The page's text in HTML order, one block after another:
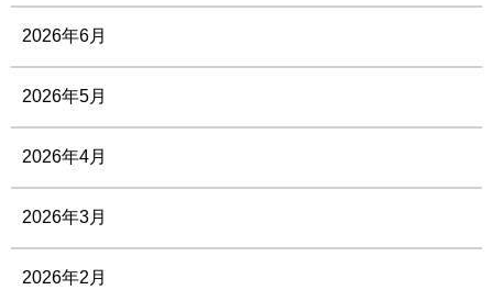
2026年6月
2026年5月
2026年4月
2026年3月
2026年2月